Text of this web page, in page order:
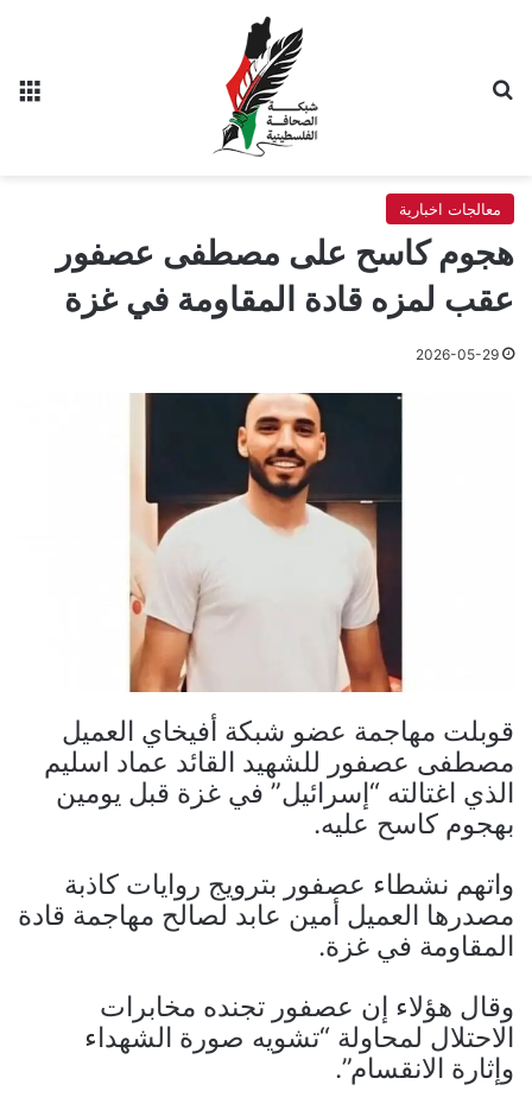
معالجات اخبارية
هجوم كاسح على مصطفى عصفور
عقب لمزه قادة المقاومة في غزة
2026-05-29
قوبلت مهاجمة عضو شبكة أفيخاي العميل
مصطفى عصفور للشهيد القائد عماد اسليم
الذي اغتالته “إسرائيل” في غزة قبل يومين
بهجوم كاسح عليه.
واتهم نشطاء عصفور بترويج روايات كاذبة
مصدرها العميل أمين عابد لصالح مهاجمة قادة
المقاومة في غزة.
وقال هؤلاء إن عصفور تجنده مخابرات
الاحتلال لمحاولة “تشويه صورة الشهداء
وإثارة الانقسام”.